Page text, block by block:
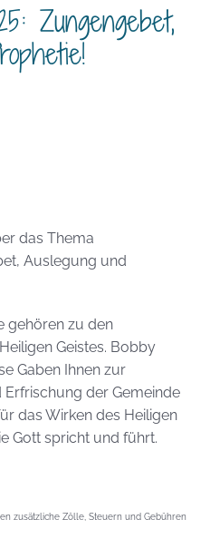
Zungengebet,
das Thema
Auslegung und
gehören zu den
Geistes. Bobby
Gaben Ihnen zur
der Gemeinde
das Wirken des Heiligen
Gott spricht und führt.
zusätzliche Zölle, Steuern und Gebühren